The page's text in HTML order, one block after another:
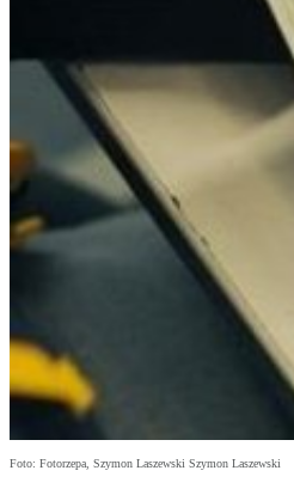
Foto: Fotorzepa, Szymon Laszewski Szymon Laszewski